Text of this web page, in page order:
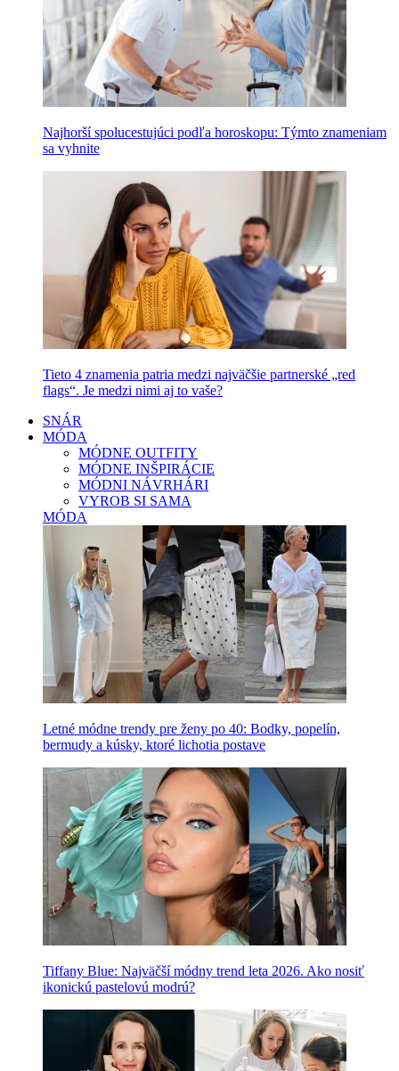
Najhorší spolucestujúci podľa horoskopu: Týmto znameniam
sa vyhnite
Tieto 4 znamenia patria medzi najväčšie partnerské „red
flags“. Je medzi nimi aj to vaše?
SNÁR
MÓDA
MÓDNE OUTFITY
MÓDNE INŠPIRÁCIE
MÓDNI NÁVRHÁRI
VYROB SI SAMA
MÓDA
Letné módne trendy pre ženy po 40: Bodky, popelín,
bermudy a kúsky, ktoré lichotia postave
Tiffany Blue: Najväčší módny trend leta 2026. Ako nosiť
ikonickú pastelovú modrú?